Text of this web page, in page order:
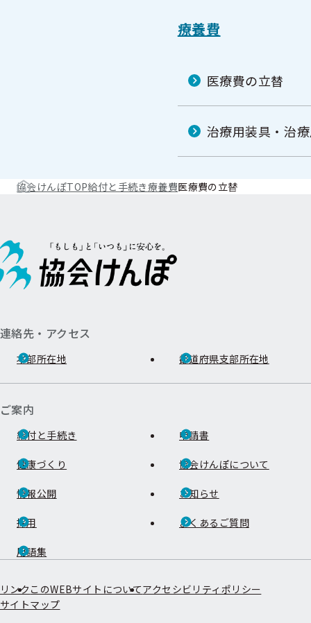
療養費
医療費の立替
治療用装具・治
協会けんぽTOP給付と手続き療養費医療費の立替
連絡先・アクセス
本部所在地 都道府県支部所在地
ご案内
給付と手続き 申請書
健康づくり 協会けんぽについて
情報公開 お知らせ
採用 よくあるご質問
用語集
リンク このWEBサイトについてアクセシビリティポリシー
サイトマップ